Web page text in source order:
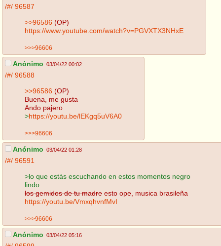
/#/ 96587
>>96586 (OP)
https://www.youtube.com/watch?v=PGVXTX3NHxE
>>>96606
Anónimo 03/04/22 00:02
/#/ 96588
>>96586 (OP)
Buena, me gusta
Ando pajero
>https://youtu.be/lEKgq5uV6A0
>>>96606
Anónimo 03/04/22 01:28
/#/ 96591
>lo que estás escuchando en estos momentos negro
lindo
los gemidos de tu madre esto ope, musica brasileña
https://youtu.be/VmxqhvnfMvI
>>>96606
Anónimo 03/04/22 05:16